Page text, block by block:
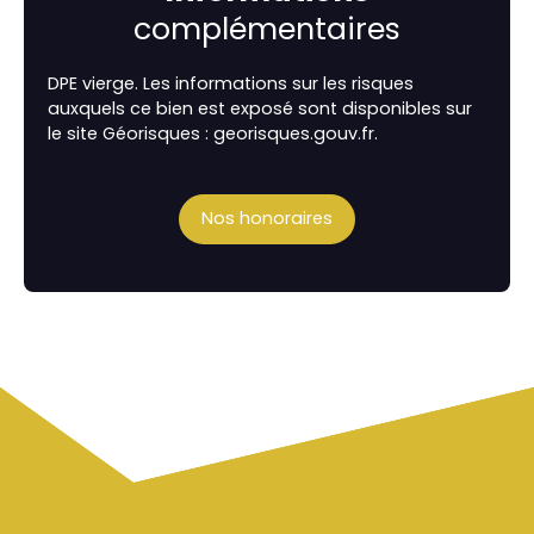
complémentaires
DPE vierge. Les informations sur les risques
auxquels ce bien est exposé sont disponibles sur
le site Géorisques : georisques.gouv.fr.
Nos honoraires